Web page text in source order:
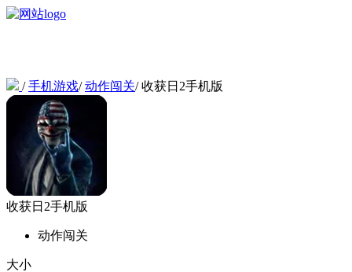
/手机游戏/动作闯关/收获日2手机版
收获日2手机版
动作闯关
大小